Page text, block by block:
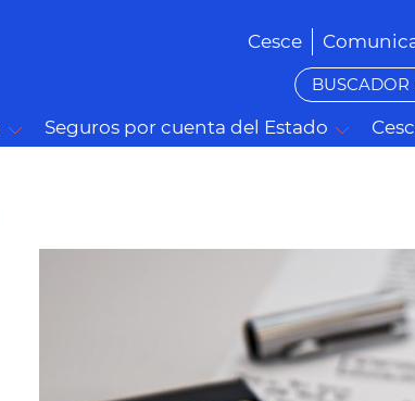
Cesce
BUSCADOR
Seguros por cuenta del Estado